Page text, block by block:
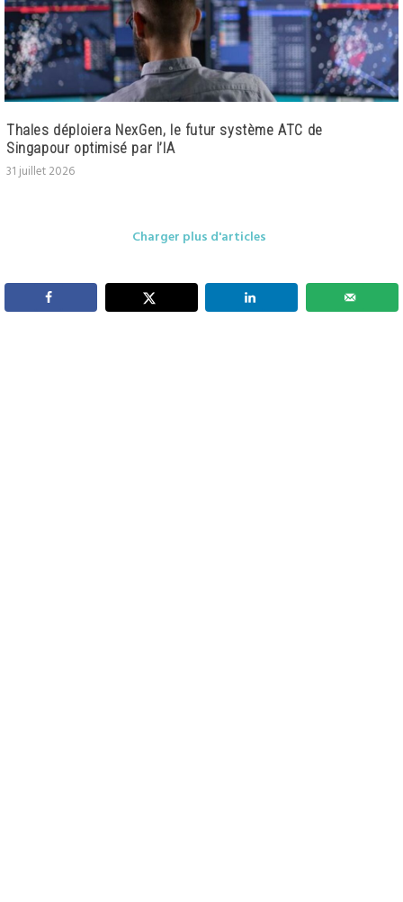
Thales déploiera NexGen, le futur système ATC de
Singapour optimisé par l’IA
31 juillet 2026
Charger plus d'articles